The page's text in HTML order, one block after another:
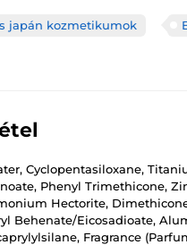
japán kozmetikumok
Cyclopentasiloxane,
Phenyl Trimethicone,
Hectorite,
Behenate/Eicosadioate,
Fragrance